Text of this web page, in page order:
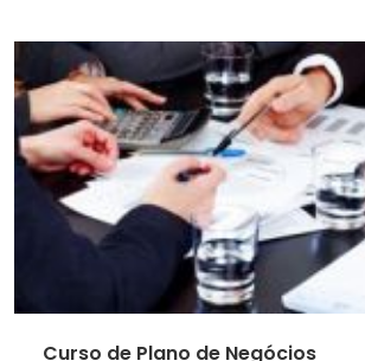
Curso de Plano de Negócios